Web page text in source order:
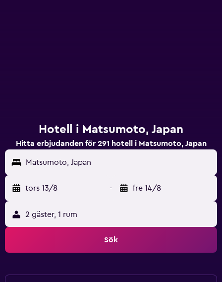
Hotell i Matsumoto, Japan
Hitta erbjudanden för 291 hotell i Matsumoto, Japan
Matsumoto, Japan
tors 13/8 - fre 14/8
2 gäster, 1 rum
Sök